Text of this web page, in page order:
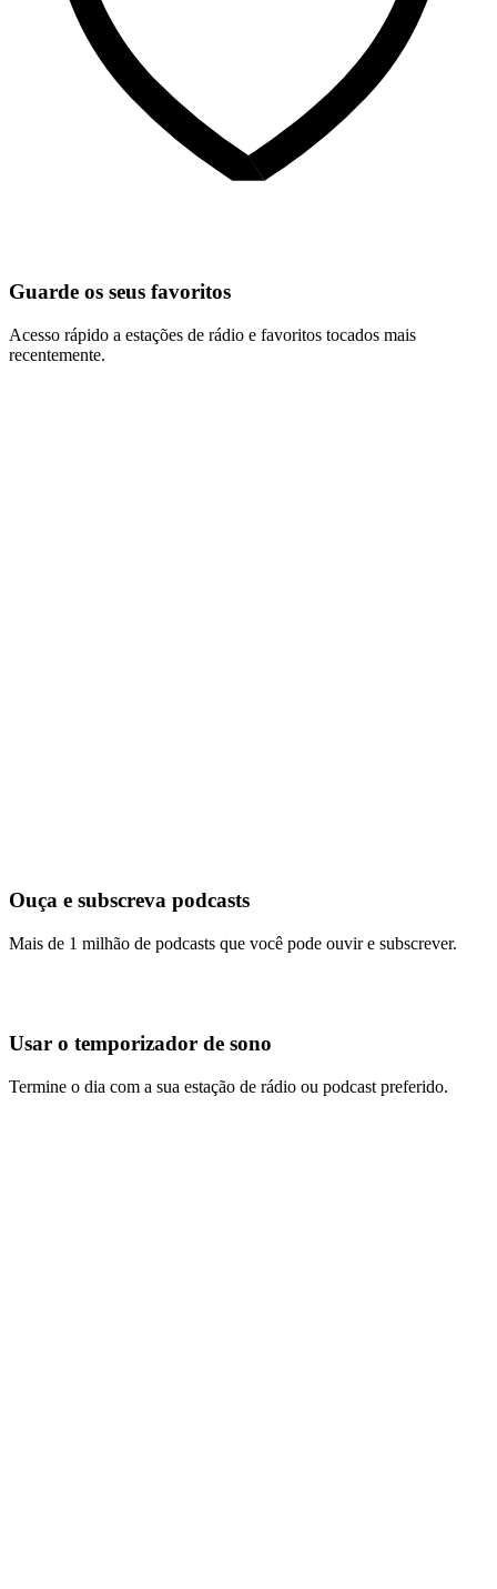
Guarde os seus favoritos
Acesso rápido a estações de rádio e favoritos tocados mais
recentemente.
Ouça e subscreva podcasts
Mais de 1 milhão de podcasts que você pode ouvir e subscrever.
Usar o temporizador de sono
Termine o dia com a sua estação de rádio ou podcast preferido.